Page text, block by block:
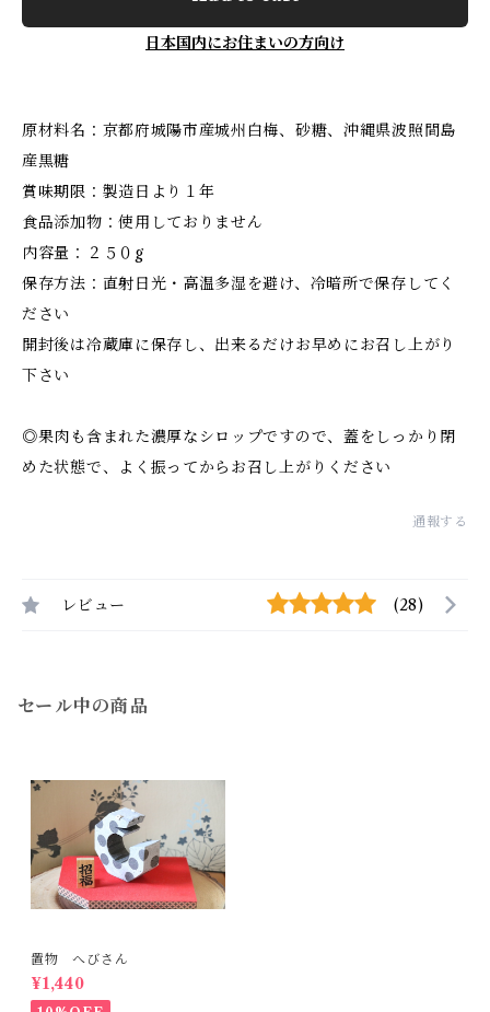
日本国内にお住まいの方向け
原材料名：京都府城陽市産城州白梅、砂糖、沖縄県波照間島
産黒糖
賞味期限：製造日より１年
食品添加物：使用しておりません
内容量：２５０g
保存方法：直射日光・高温多湿を避け、冷暗所で保存してく
ださい
開封後は冷蔵庫に保存し、出来るだけお早めにお召し上がり
下さい
◎果肉も含まれた濃厚なシロップですので、蓋をしっかり閉
めた状態で、よく振ってからお召し上がりください
通報する
レビュー (28)
セール中の商品
置物 へびさん
¥1,440